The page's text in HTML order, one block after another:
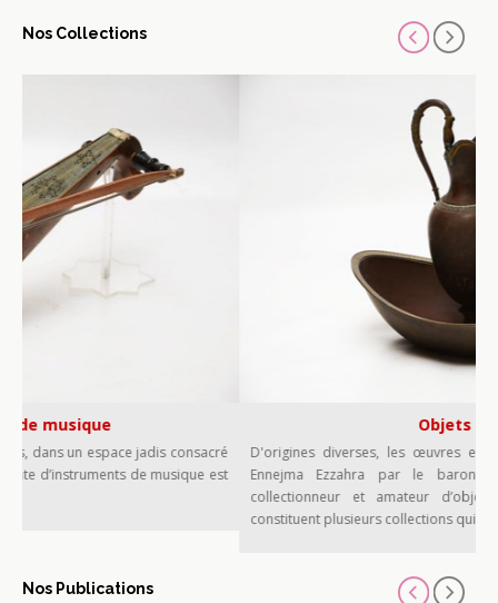
Nos Collections
jadis consacré
de musique est
D'origines diverses, les œuvres et objets d’art
Ennejma Ezzahra par le baron Rodolphe
collectionneur et amateur d’objets d’art au goût
constituent plusieurs collections qui animent son palais....
Nos Publications